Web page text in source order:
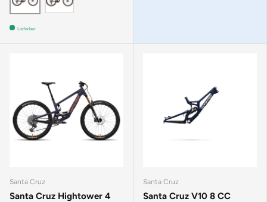
Lieferbar
Santa Cruz
Santa Cruz Hightower 4
Santa Cruz
Santa Cruz V10 8 CC